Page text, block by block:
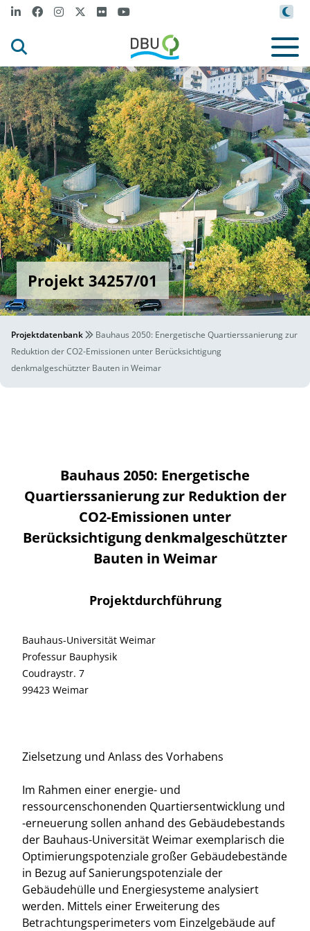
Projekt 34257/01
Projektdatenbank
Bauhaus 2050: Energetische Quartierssanierung zur
Reduktion der CO2-Emissionen unter Berücksichtigung
denkmalgeschützter Bauten in Weimar
Bauhaus 2050: Energetische
Quartierssanierung zur Reduktion der
CO2-Emissionen unter
Berücksichtigung denkmalgeschützter
Bauten in Weimar
Projektdurchführung
Bauhaus-Universität Weimar
Professur Bauphysik
Coudraystr. 7
99423 Weimar
Zielsetzung und Anlass des Vorhabens
Im Rahmen einer energie- und
ressourcenschonenden Quartiersentwicklung und
-erneuerung sollen anhand des Gebäudebestands
der Bauhaus-Universität Weimar exemplarisch die
Optimierungspotenziale großer Gebäudebestände
in Bezug auf Sanierungspotenziale der
Gebäudehülle und Energiesysteme analysiert
werden. Mittels einer Erweiterung des
Betrachtungsperimeters vom Einzelgebäude auf